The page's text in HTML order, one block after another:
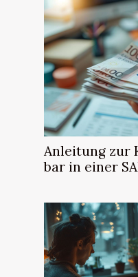
Anleitung zur
bar in einer